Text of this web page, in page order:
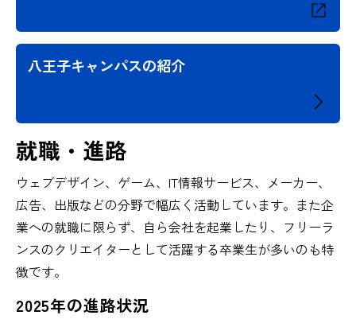
八王子キャンパスの紹介
就職・進路
ウェブデザイン、ゲーム、IT情報サービス、メーカー、
広告、出版などの分野で幅広く活動しています。また企
業への就職に限らず、自ら会社を起業したり、フリーラ
ンスのクリエイターとして活躍する卒業生が多いのも特
徴です。
2025年の進路状況